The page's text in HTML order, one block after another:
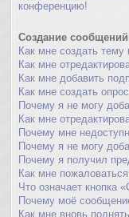
конференцию!
Создание сообщений
Как мне создать
Как мне
Как мне добавить
Как мне создать
Почему я не могу
Как мне
Почему мне
Почему я не могу
Почему я получил
Как мне
Что означает кнопка
Почему моё
Как мне вновь